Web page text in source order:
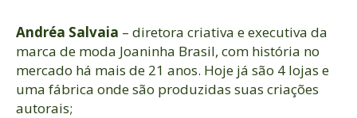
Andréa Salvaia – diretora criativa e executiva da
marca de moda Joaninha Brasil, com história no
mercado há mais de 21 anos. Hoje já são 4 lojas e
uma fábrica onde são produzidas suas criações
autorais;